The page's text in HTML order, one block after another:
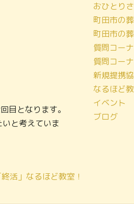
目となります。
と考えていま
活」なるほど教室！
おひとり
町田市の
町田市の
質問コー
質問コー
新規提携
なるほど
イベント
ブログ